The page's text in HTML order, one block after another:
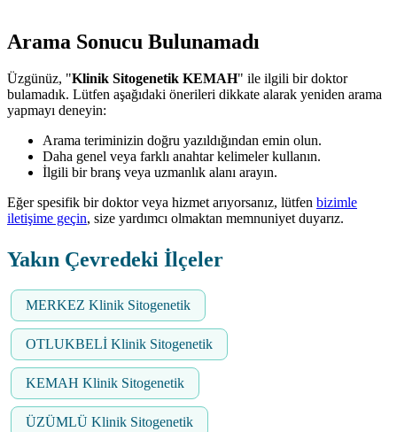
Arama Sonucu Bulunamadı
Üzgünüz, "Klinik Sitogenetik KEMAH" ile ilgili bir doktor
bulamadık. Lütfen aşağıdaki önerileri dikkate alarak yeniden arama
yapmayı deneyin:
Arama teriminizin doğru yazıldığından emin olun.
Daha genel veya farklı anahtar kelimeler kullanın.
İlgili bir branş veya uzmanlık alanı arayın.
Eğer spesifik bir doktor veya hizmet arıyorsanız, lütfen bizimle
iletişime geçin, size yardımcı olmaktan memnuniyet duyarız.
Yakın Çevredeki İlçeler
MERKEZ Klinik Sitogenetik
OTLUKBELİ Klinik Sitogenetik
KEMAH Klinik Sitogenetik
ÜZÜMLÜ Klinik Sitogenetik